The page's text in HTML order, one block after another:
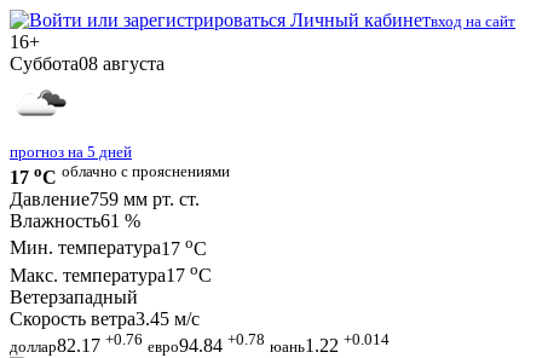
Личный кабинетвход на сайт
16+
Суббота08 августа
прогноз на 5 дней
17 oC облачно с прояснениями
Давление759 мм рт. ст.
Влажность61 %
Мин. температура17 oC
Макс. температура17 oC
Ветерзападный
Скорость ветра3.45 м/с
доллар82.17 +0.76 евро94.84 +0.78 юань1.22 +0.014